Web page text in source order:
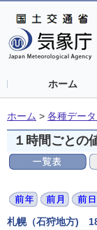
ホーム
ホーム > 各種デー
１時間ごとの
札幌（石狩地方)